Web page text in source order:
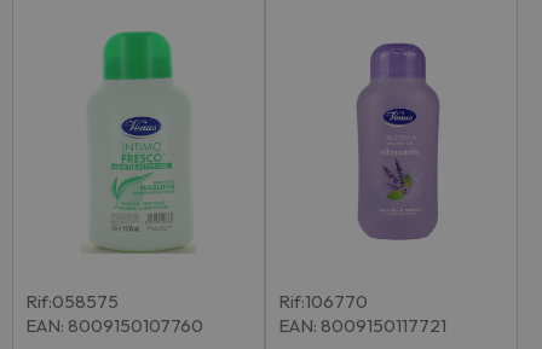
Rif:058575
EAN: 8009150107760
Rif:106770
EAN: 8009150117721